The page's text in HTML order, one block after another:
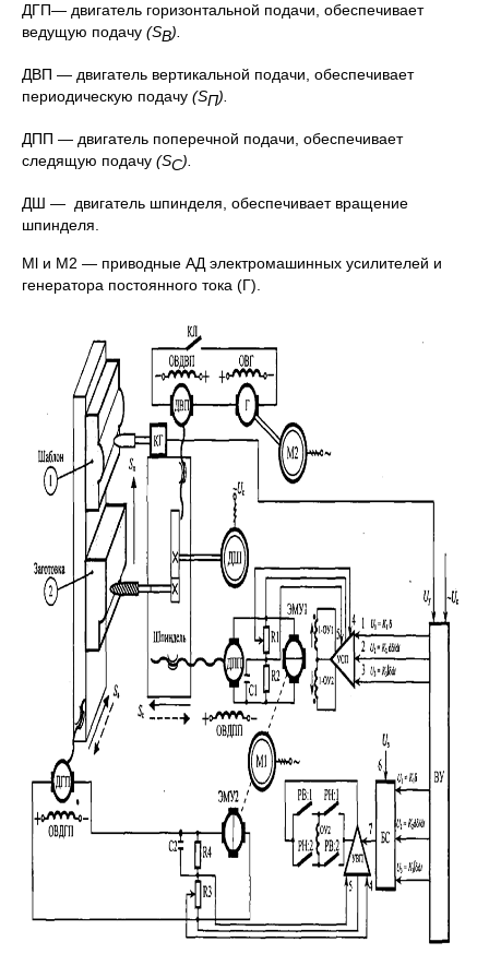
ДГП— двигатель горизонтальной подачи, обеспечивает
ведущую подачу (SB).
ДВП — двигатель вертикальной подачи, обеспечивает
периодическую подачу (SП).
ДПП — двигатель поперечной подачи, обеспечивает
следящую подачу (SС).
ДШ — двигатель шпинделя, обеспечивает вращение
шпинделя.
Ml и М2 — приводные АД электромашинных усилителей и
генератора постоянного тока (Г).